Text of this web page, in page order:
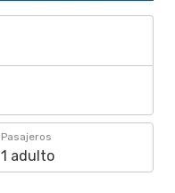
Pasajeros
1 adulto